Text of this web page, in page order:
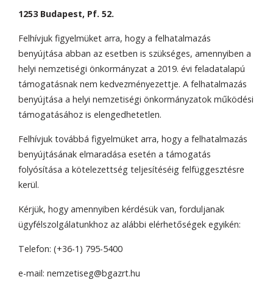
1253 Budapest, Pf. 52.
Felhívjuk figyelmüket arra, hogy a felhatalmazás
benyújtása abban az esetben is szükséges, amennyiben a
helyi nemzetiségi önkormányzat a 2019. évi feladatalapú
támogatásnak nem kedvezményezettje. A felhatalmazás
benyújtása a helyi nemzetiségi önkormányzatok működési
támogatásához is elengedhetetlen.
Felhívjuk továbbá figyelmüket arra, hogy a felhatalmazás
benyújtásának elmaradása esetén a támogatás
folyósítása a kötelezettség teljesítéséig felfüggesztésre
kerül.
Kérjük, hogy amennyiben kérdésük van, forduljanak
ügyfélszolgálatunkhoz az alábbi elérhetőségek egyikén:
Telefon: (+36-1) 795-5400
e-mail: nemzetiseg@bgazrt.hu